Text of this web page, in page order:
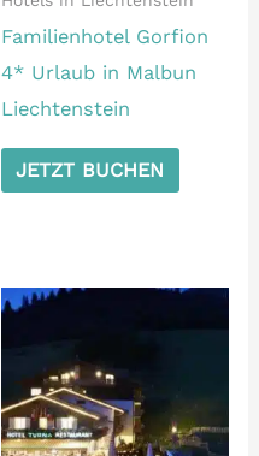
Familienhotel Gorfion
4* Urlaub in Malbun
Liechtenstein
JETZT BUCHEN